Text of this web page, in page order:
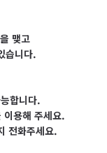
맺고
습니다.
합니다.
이용해 주세요.
전화주세요.